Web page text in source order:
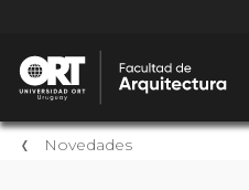
Novedades